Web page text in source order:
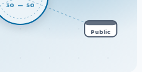
30 — 50
Public